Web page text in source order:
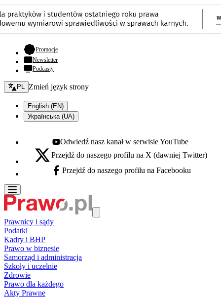
Promocje- otwiera się w nowej karcie
Newsletter
Podcasty
Zmień język - bieżący:
PL Zmień język strony
English (EN)
Українська (UA)
Youtube - otwiera się w nowej karcie
Odwiedź nasz kanał w serwisie YouTube
X - otwiera się w nowej karcie
Przejdź do naszego profilu na X (dawniej Twitter)
Facebook - otwiera się w nowej karcie
Przejdź do naszego profilu na Facebooku
Prawnicy i sądy
Podatki
Kadry i BHP
Prawo w biznesie
Samorząd i administracja
Szkoły i uczelnie
Zdrowie
Prawo dla każdego
Akty Prawne